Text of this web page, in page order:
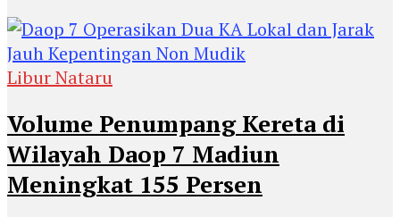
Libur Nataru
Volume Penumpang Kereta di
Wilayah Daop 7 Madiun
Meningkat 155 Persen